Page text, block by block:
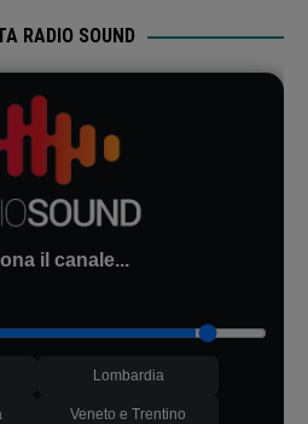
RADIO SOUND
il canale...
Lombardia
Veneto e Trentino